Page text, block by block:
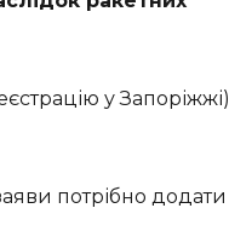
у Запоріжжі)
потрібно додати